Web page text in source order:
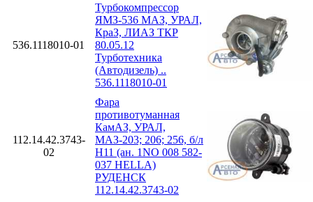
536.1118010-01
Турбокомпрессор
ЯМЗ-536 МАЗ, УРАЛ,
КраЗ, ЛИАЗ ТКР
80.05.12
Турботехника
(Автодизель) ..
536.1118010-01
112.14.42.3743-
02
Фара
противотуманная
КамАЗ, УРАЛ,
МАЗ-203; 206; 256, б/л
H11 (ан. 1NO 008 582-
037 HELLA)
РУДЕНСК
112.14.42.3743-02